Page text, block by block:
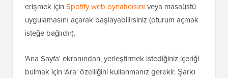
erişmek için Spotify web oynatıcısını veya masaüstü
uygulamasını açarak başlayabilirsiniz (oturum açmak
isteğe bağlıdır).
'Ana Sayfa' ekranından, yerleştirmek istediğiniz içeriği
bulmak için 'Ara' özelliğini kullanmanız gerekir. Şarkı